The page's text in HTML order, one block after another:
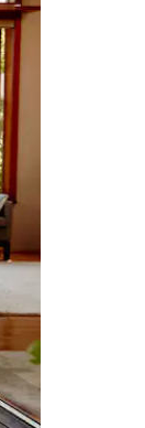
prstom po